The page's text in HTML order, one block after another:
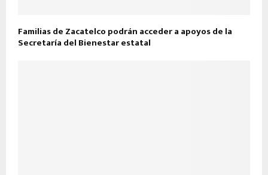
Familias de Zacatelco podrán acceder a apoyos de la
Secretaría del Bienestar estatal